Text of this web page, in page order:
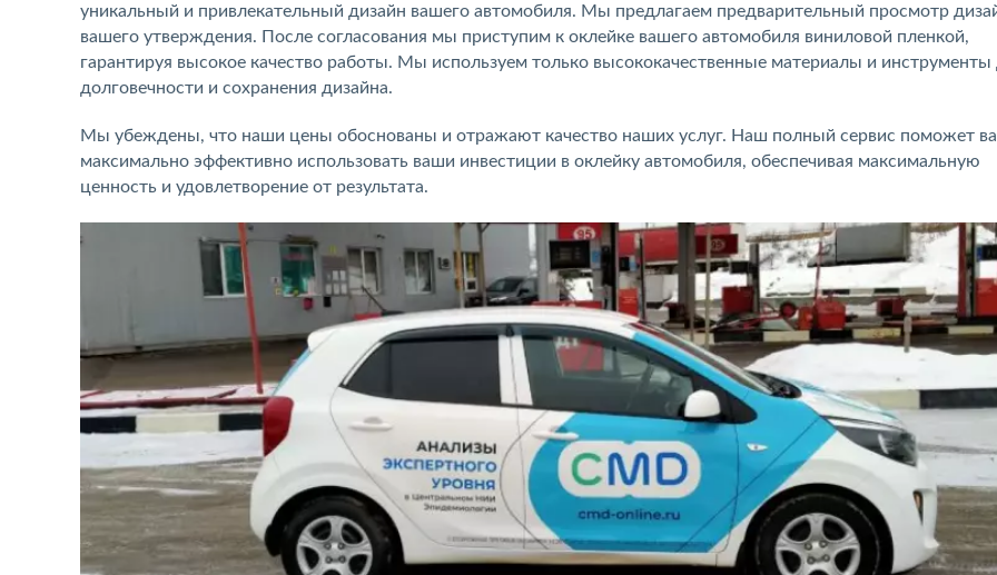
уникальный и привлекательный дизайн вашего автомобиля. Мы предлагаем предварительный просмотр
вашего утверждения. После согласования мы приступим к оклейке вашего автомобиля виниловой пленкой,
гарантируя высокое качество работы. Мы используем только высококачественные материалы и инструменты
долговечности и сохранения дизайна.
Мы убеждены, что наши цены обоснованы и отражают качество наших услуг. Наш полный сервис поможет
максимально эффективно использовать ваши инвестиции в оклейку автомобиля, обеспечивая максимальную
ценность и удовлетворение от результата.